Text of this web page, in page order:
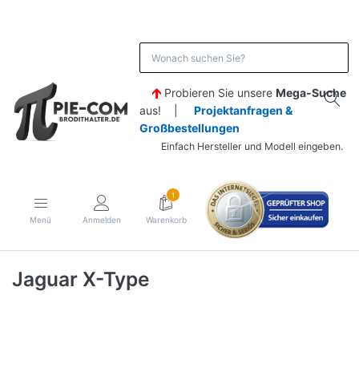
Probieren Sie unsere Mega-Suche
aus! | Projektanfragen &
Großbestellungen
Einfach Hersteller und Modell eingeben.
Menü Anmelden
1
Warenkorb
Jaguar X-Type